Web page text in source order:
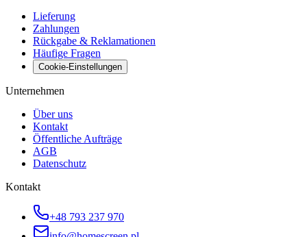
Lieferung
Zahlungen
Rückgabe & Reklamationen
Häufige Fragen
Cookie-Einstellungen
Unternehmen
Über uns
Kontakt
Öffentliche Aufträge
AGB
Datenschutz
Kontakt
+48 793 237 970